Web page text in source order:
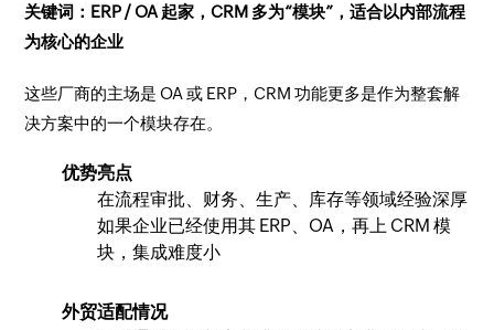
关键词：ERP / OA 起家，CRM 多为“模块”，适合以内部流程
为核心的企业
这些厂商的主场是 OA 或 ERP，CRM 功能更多是作为整套解
决方案中的一个模块存在。
优势亮点
在流程审批、财务、生产、库存等领域经验深厚
如果企业已经使用其 ERP、OA，再上 CRM 模
块，集成难度小
外贸适配情况